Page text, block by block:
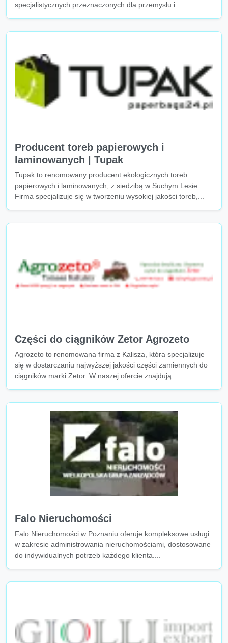
specjalistycznych przeznaczonych dla przemysłu i...
Producent toreb papierowych i
laminowanych | Tupak
Tupak to renomowany producent ekologicznych toreb
papierowych i laminowanych, z siedzibą w Suchym Lesie.
Firma specjalizuje się w tworzeniu wysokiej jakości toreb,...
Części do ciągników Zetor Agrozeto
Agrozeto to renomowana firma z Kalisza, która specjalizuje
się w dostarczaniu najwyższej jakości części zamiennych do
ciągników marki Zetor. W naszej ofercie znajdują...
Falo Nieruchomości
Falo Nieruchomości w Poznaniu oferuje kompleksowe usługi
w zakresie administrowania nieruchomościami, dostosowane
do indywidualnych potrzeb każdego klienta....